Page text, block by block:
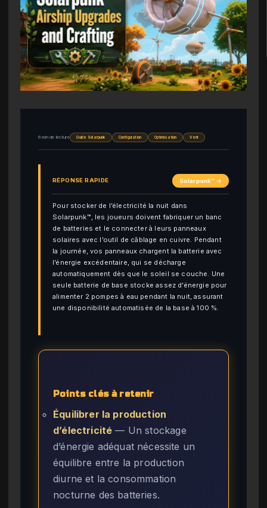
6 min de lecture Guide Solarpunk Configuration Optimisation Vent
RÉPONSE RAPIDE Solarpunk™ →
Pour stocker de l’électricité la nuit dans
Solarpunk™, les joueurs doivent fabriquer un banc
de batteries et le connecter à leurs panneaux
solaires avec l’outil de câblage en cuivre. Pendant
la journée, vos panneaux chargent la batterie avec
l’énergie excédentaire, qui se décharge
automatiquement dès que le soleil se couche. Une
seule batterie de base stocke assez d’énergie pour
alimenter 2 pompes à eau pendant la nuit, assurant
une disponibilité automatisée de la base à 100 %.
Points clés à retenir
Équilibrer la production
d’électricité — Un stockage
d’énergie adéquat nécessite un
équilibre entre la production
diurne et la consommation
nocturne des batteries.